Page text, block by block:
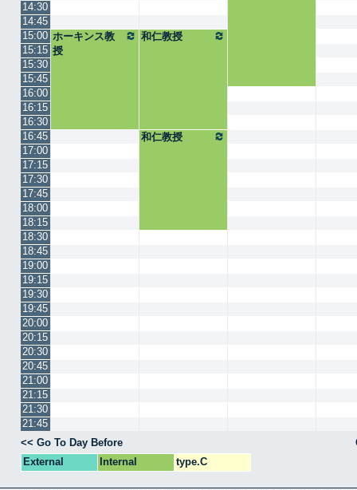
14:30
14:45
15:00 ホーキンス教
授
和仁教授
15:15
15:30
15:45
16:00
16:15
16:30
16:45
和仁教授
17:00
17:15
17:30
17:45
18:00
18:15
18:30
18:45
19:00
19:15
19:30
19:45
20:00
20:15
20:30
20:45
21:00
21:15
21:30
21:45
<< Go To Day Before
External
Internal type.C